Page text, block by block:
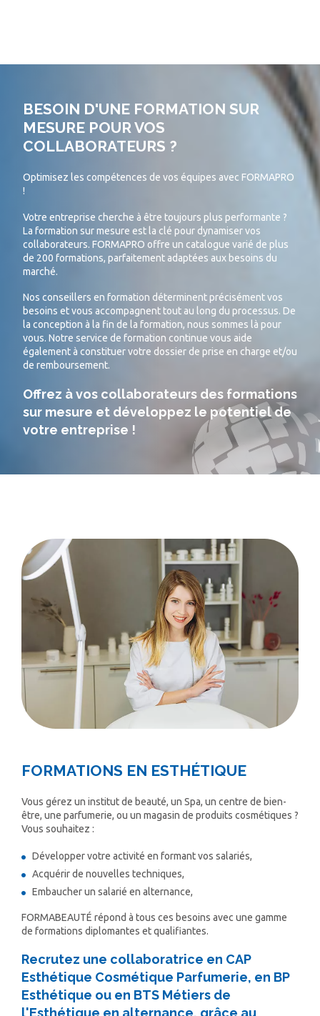
BESOIN D'UNE FORMATION SUR
MESURE POUR VOS
COLLABORATEURS ?
Optimisez les compétences de vos équipes avec FORMAPRO
!
Votre entreprise cherche à être toujours plus performante ?
La formation sur mesure est la clé pour dynamiser vos
collaborateurs. FORMAPRO offre un catalogue varié de plus
de 200 formations, parfaitement adaptées aux besoins du
marché.
Nos conseillers en formation déterminent précisément vos
besoins et vous accompagnent tout au long du processus. De
la conception à la fin de la formation, nous sommes là pour
vous. Notre service de formation continue vous aide
également à constituer votre dossier de prise en charge et/ou
de remboursement.
Offrez à vos collaborateurs des formations
sur mesure et développez le potentiel de
votre entreprise !
FORMATIONS EN ESTHÉTIQUE
Vous gérez un institut de beauté, un Spa, un centre de bien-
être, une parfumerie, ou un magasin de produits cosmétiques ?
Vous souhaitez :
Développer votre activité en formant vos salariés,
Acquérir de nouvelles techniques,
Embaucher un salarié en alternance,
FORMABEAUTÉ répond à tous ces besoins avec une gamme
de formations diplomantes et qualifiantes.
Recrutez une collaboratrice en CAP
Esthétique Cosmétique Parfumerie, en BP
Esthétique ou en BTS Métiers de
l'Esthétique en alternance, grâce au